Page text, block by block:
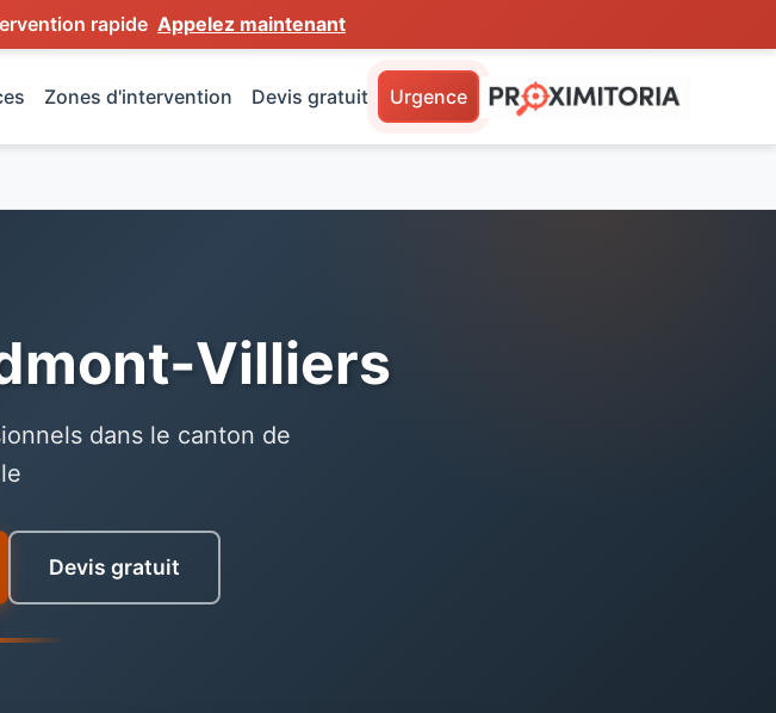
rapide Appelez maintenant
Zones d'intervention Devis gratuit Urgence
Villiers
dans le canton de
Devis gratuit